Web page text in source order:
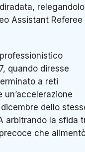
relegandolo
Assistant Referee
quando diresse
a reti
dello
arbitrando la sfida
che